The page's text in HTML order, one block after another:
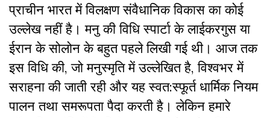
प्राचीन भारत में विलक्षण संवैधानिक विकास का कोई
उल्लेख नहीं है। मनु की विधि स्पार्टा के लाईकरगुस या
ईरान के सोलोन के बहुत पहले लिखी गई थी। आज तक
इस विधि की, जो मनुस्मृति में उल्लेखित है, विश्वभर में
सराहना की जाती रही और यह स्वत:स्फूर्त धार्मिक नियम
पालन तथा समरूपता पैदा करती है। लेकिन हमारे